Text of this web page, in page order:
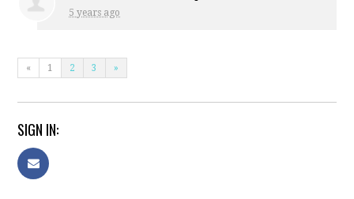
5 years ago
« 1 2 3 »
SIGN IN: